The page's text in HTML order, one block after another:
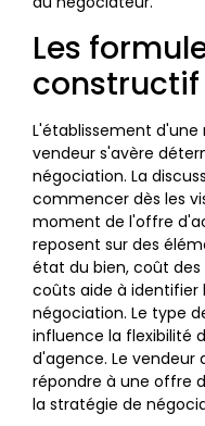
Les
constructif
L'établissement
vendeur s'avère
négociation. La
commencer dès les
moment de l'offre
reposent sur des
état du bien, coût des
coûts aide à identifier
négociation. Le type
influence la flexibilité
d'agence. Le vendeur
répondre à une offre
la stratégie de